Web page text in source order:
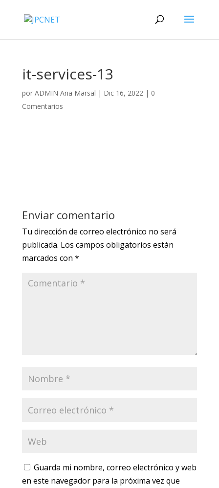
it-services-13
por ADMIN Ana Marsal | Dic 16, 2022| 0
Comentarios
Enviar comentario
Tu dirección de correo electrónico no será
publicada. Los campos obligatorios están
marcados con *
Guarda mi nombre, correo electrónico y web
en este navegador para la próxima vez que